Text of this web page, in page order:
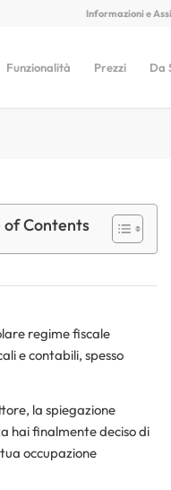
Informazioni e
Funzionalità Prezzi Da
of Contents
regime fiscale
e contabili, spesso
la spiegazione
hai finalmente deciso di
occupazione